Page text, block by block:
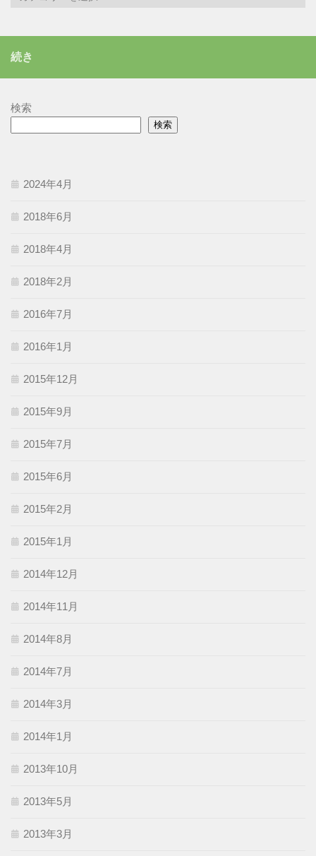
ー
続き
検索
検索
2024年4月
2018年6月
2018年4月
2018年2月
2016年7月
2016年1月
2015年12月
2015年9月
2015年7月
2015年6月
2015年2月
2015年1月
2014年12月
2014年11月
2014年8月
2014年7月
2014年3月
2014年1月
2013年10月
2013年5月
2013年3月